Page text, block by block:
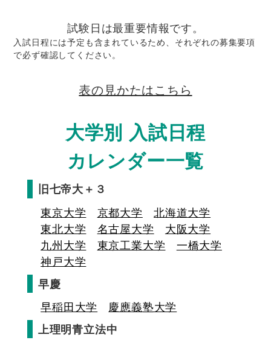
試験日は最重要情報です。
入試日程には予定も含まれているため、それぞれの募集要項
で必ず確認してください。
表の見かたはこちら
大学別 入試日程
カレンダー一覧
旧七帝大＋３
東京大学
京都大学
北海道大学
東北大学
名古屋大学
大阪大学
九州大学
東京工業大学
一橋大学
神戸大学
早慶
早稲田大学
慶應義塾大学
上理明青立法中